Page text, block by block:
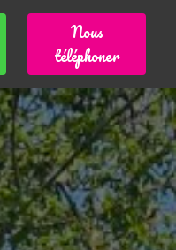
Nous
téléphoner